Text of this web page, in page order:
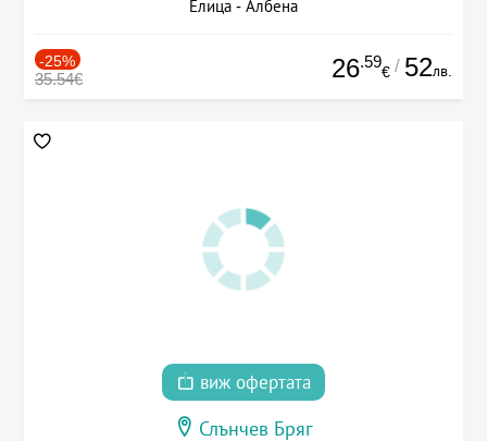
Елица - Албена
-25%
35.54€ 26.59
€ / 52лв.
виж офертата
Слънчев Бряг